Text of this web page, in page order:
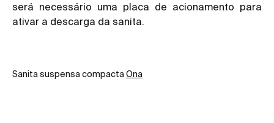
será necessário uma placa de acionamento para
ativar a descarga da sanita.
Sanita suspensa compactaOna